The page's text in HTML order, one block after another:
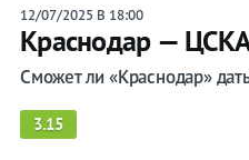
12/07/2025 В 18:00
Краснодар —
Сможет ли «Краснодар»
3.15